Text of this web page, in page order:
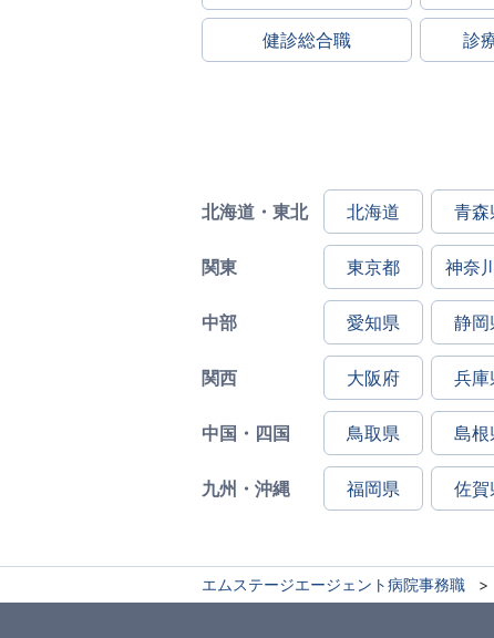
健診総合職 診
北海道・東北 北海道 青森
関東 東京都 神奈
中部 愛知県 静岡
関西 大阪府 兵庫
中国・四国 鳥取県 島根
九州・沖縄 福岡県 佐賀
エムステージエージェント病院事務職